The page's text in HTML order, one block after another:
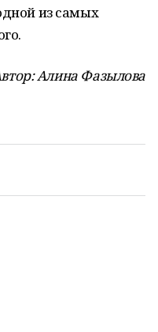
из самых
Алина Фазылова